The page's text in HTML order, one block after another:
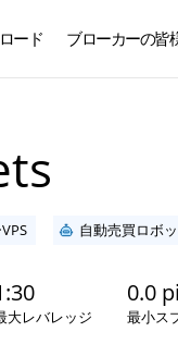
ード ブローカーの皆
自動売買ロボ
大レバレッジ
0.0
最小ス